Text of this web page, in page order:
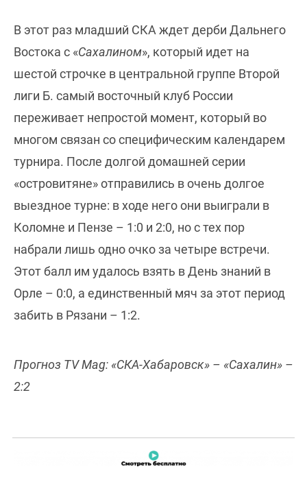
В этот раз младший СКА ждет дерби Дальнего
Востока с «Сахалином», который идет на
шестой строчке в центральной группе Второй
лиги Б. самый восточный клуб России
переживает непростой момент, который во
многом связан со специфическим календарем
турнира. После долгой домашней серии
«островитяне» отправились в очень долгое
выездное турне: в ходе него они выиграли в
Коломне и Пензе – 1:0 и 2:0, но с тех пор
набрали лишь одно очко за четыре встречи.
Этот балл им удалось взять в День знаний в
Орле – 0:0, а единственный мяч за этот период
забить в Рязани – 1:2.
Прогноз TV Mag: «СКА-Хабаровск» – «Сахалин» –
2:2